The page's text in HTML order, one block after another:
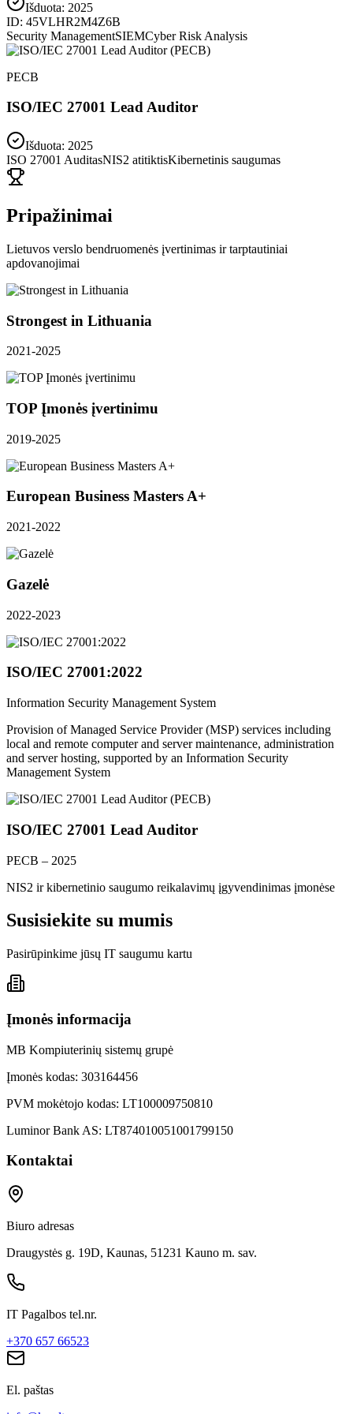
Išduota: 2025
ID: 45VLHR2M4Z6B
Security ManagementSIEMCyber Risk Analysis
PECB
ISO/IEC 27001 Lead Auditor
Išduota: 2025
ISO 27001 AuditasNIS2 atitiktisKibernetinis saugumas
Pripažinimai
Lietuvos verslo bendruomenės įvertinimas ir tarptautiniai
apdovanojimai
Strongest in Lithuania
2021-2025
TOP Įmonės įvertinimu
2019-2025
European Business Masters A+
2021-2022
Gazelė
2022-2023
ISO/IEC 27001:2022
Information Security Management System
Provision of Managed Service Provider (MSP) services including
local and remote computer and server maintenance, administration
and server hosting, supported by an Information Security
Management System
ISO/IEC 27001 Lead Auditor
PECB – 2025
NIS2 ir kibernetinio saugumo reikalavimų įgyvendinimas įmonėse
Susisiekite su mumis
Pasirūpinkime jūsų IT saugumu kartu
Įmonės informacija
MB Kompiuterinių sistemų grupė
Įmonės kodas: 303164456
PVM mokėtojo kodas: LT100009750810
Luminor Bank AS: LT874010051001799150
Kontaktai
Biuro adresas
Draugystės g. 19D, Kaunas, 51231 Kauno m. sav.
IT Pagalbos tel.nr.
+370 657 66523
El. paštas